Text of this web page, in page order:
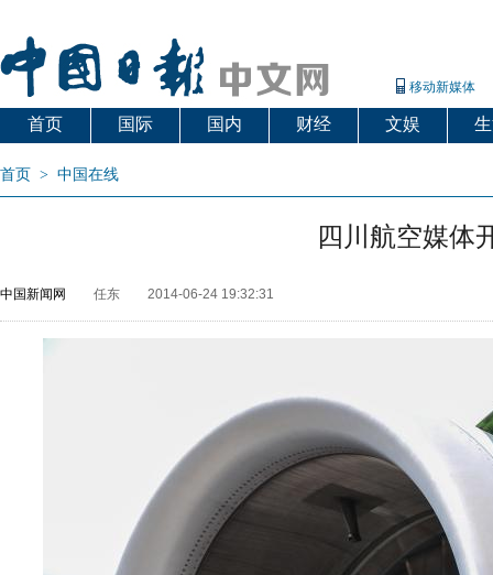
移动新媒体
首页 国际 国内 财经 文娱
首页 > 中国在线
四川航空媒体
中国新闻网 任东 2014-06-24 19:32:31